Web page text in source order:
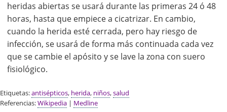
heridas abiertas se usará durante las primeras 24 ó 48
horas, hasta que empiece a cicatrizar. En cambio,
cuando la herida esté cerrada, pero hay riesgo de
infección, se usará de forma más continuada cada vez
que se cambie el apósito y se lave la zona con suero
fisiológico.
Etiquetas:antisépticos, herida, niños,salud
Referencias:Wikipedia | Medline